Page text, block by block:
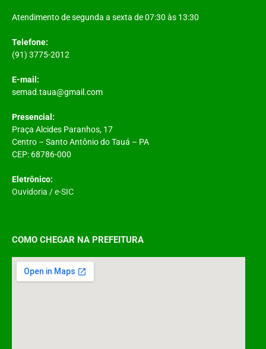
Atendimento de segunda a sexta de 07:30 às 13:30
Telefone:
(91) 3775-2012
E-mail:
semad.taua@gmail.com
Presencial:
Praça Alcides Paranhos, 17
Centro – Santo Antônio do Tauá – PA
CEP: 68786-000
Eletrônico:
Ouvidoria /e-SIC
COMO CHEGAR NA PREFEITURA